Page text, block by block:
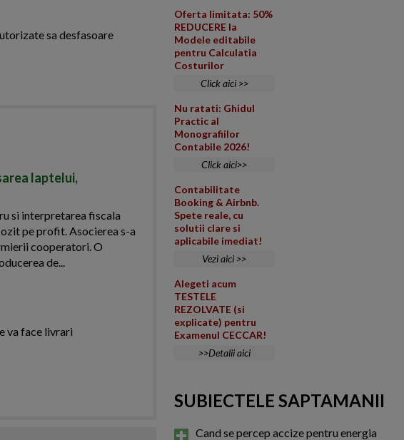
sa desfasoare
laptelui,
si interpretarea fiscala
pe profit. Asocierea s-a
cooperatori. O
de...
va face livrari
Oferta limitata: 50%
REDUCERE la
Modele editabile
pentru Calculatia
Costurilor
Click aici >>
Nu ratati: Ghidul
Practic al
Monografiilor
Contabile 2026!
Click aici>>
Contabilitate
Booking & Airbnb.
Spete reale, cu
solutii clare si
aplicabile imediat!
Vezi aici >>
Alegeti acum
TESTELE
REZOLVATE (si
explicate) pentru
Examenul CECCAR!
>>Detalii aici
SUBIECTELE SAPTAMANII
Cand se percep accize pentru energia